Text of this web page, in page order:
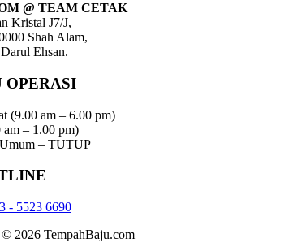
@ TEAM CETAK
Kristal J7/J,
Shah Alam,
Ehsan.
OPERASI
(9.00 am – 6.00 pm)
am – 1.00 pm)
– TUTUP
- 5523 6690
2026 TempahBaju.com